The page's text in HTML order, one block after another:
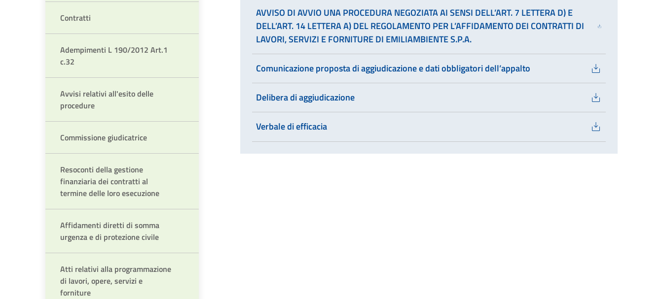
Contratti
Adempimenti L 190/2012 Art.1
c.32
Avvisi relativi all'esito delle
procedure
Commissione giudicatrice
Resoconti della gestione
finanziaria dei contratti al
termine delle loro esecuzione
Affidamenti diretti di somma
urgenza e di protezione civile
Atti relativi alla programmazione
di lavori, opere, servizi e
forniture
AVVISO DI AVVIO UNA PROCEDURA NEGOZIATA AI SENSI DELL’ART. 7 LETTERA D) E
DELL’ART. 14 LETTERA A) DEL REGOLAMENTO PER L’AFFIDAMENTO DEI CONTRATTI DI
LAVORI, SERVIZI E FORNITURE DI EMILIAMBIENTE S.P.A.
Comunicazione proposta di aggiudicazione e dati obbligatori dell’appalto
Delibera di aggiudicazione
Verbale di efficacia